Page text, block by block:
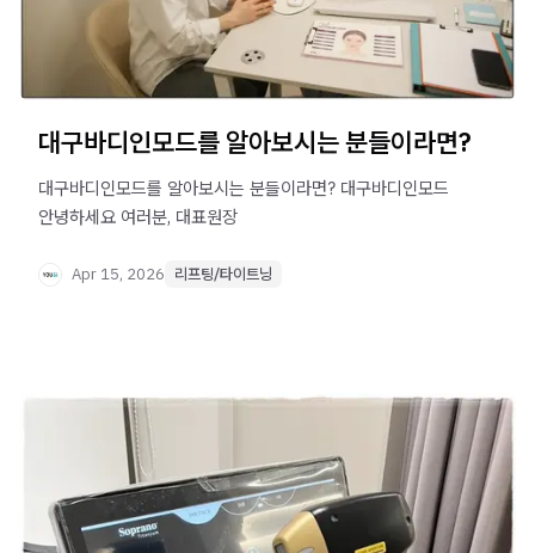
대구바디인모드를 알아보시는 분들이라면?
대구바디인모드를 알아보시는 분들이라면? 대구바디인모드 ​ ​
안녕하세요 여러분, 대표원장
Apr 15, 2026 리프팅/타이트닝